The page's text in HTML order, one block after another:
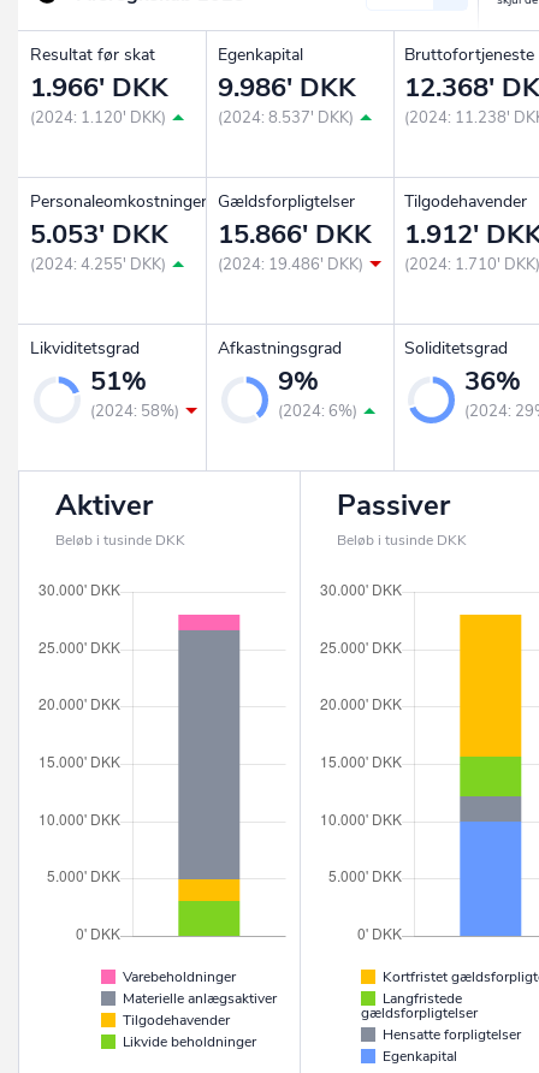
Resultat før skat
1.966' DKK
(2024: 1.120' DKK)
Egenkapital
9.986' DKK
(2024: 8.537' DKK)
Bruttofortjeneste
12.368'
(2024: 11.238'
Personaleomkostninger
5.053' DKK
(2024: 4.255' DKK)
Gældsforpligtelser
15.866' DKK
(2024: 19.486' DKK)
Tilgodehavender
1.912'
(2024: 1.710'
Likviditetsgrad
51%
(2024: 58%)
Afkastningsgrad
9%
(2024: 6%)
Soliditetsgrad
36%
(2024:
Aktiver
Beløb i tusinde DKK
Varebeholdninger
Materielle anlægsaktiver
Tilgodehavender
Likvide beholdninger
Passiver
Beløb i tusinde DKK
Kortfristet
Langfristede
gældsforpligtelser
Hensatte forpligtelser
Egenkapital